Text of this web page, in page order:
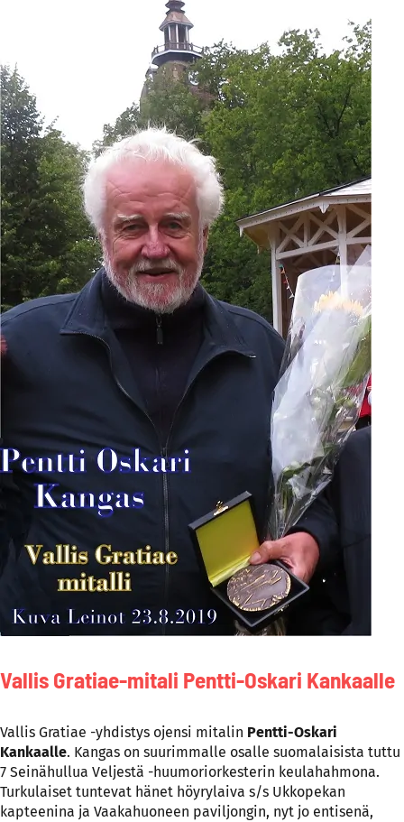
Vallis Gratiae-mitali Pentti-Oskari Kankaalle
Vallis Gratiae -yhdistys ojensi mitalin Pentti-Oskari
Kankaalle. Kangas on suurimmalle osalle suomalaisista tuttu
7 Seinähullua Veljestä -huumoriorkesterin keulahahmona.
Turkulaiset tuntevat hänet höyrylaiva s/s Ukkopekan
kapteenina ja Vaakahuoneen paviljongin, nyt jo entisenä,